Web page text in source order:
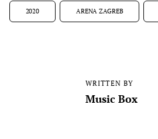
2020 ARENA ZAGREB
WRITTEN BY
Music Box